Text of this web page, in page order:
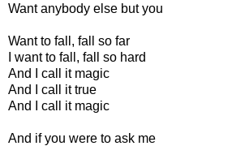
Want anybody else but you
Want to fall, fall so far
I want to fall, fall so hard
And I call it magic
And I call it true
And I call it magic
And if you were to ask me